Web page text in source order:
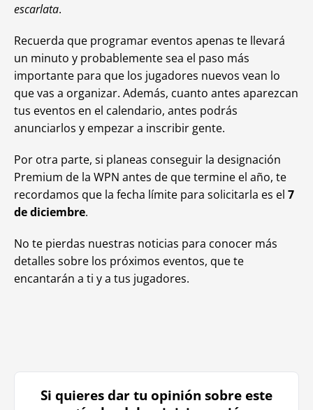
escarlata.
Recuerda que programar eventos apenas te llevará
un minuto y probablemente sea el paso más
importante para que los jugadores nuevos vean lo
que vas a organizar. Además, cuanto antes aparezcan
tus eventos en el calendario, antes podrás
anunciarlos y empezar a inscribir gente.
Por otra parte, si planeas conseguir la designación
Premium de la WPN antes de que termine el año, te
recordamos que la fecha límite para solicitarla es el 7
de diciembre.
No te pierdas nuestras noticias para conocer más
detalles sobre los próximos eventos, que te
encantarán a ti y a tus jugadores.
Si quieres dar tu opinión sobre este